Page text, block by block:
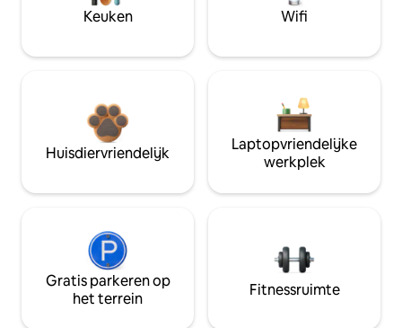
Keuken Wifi
Huisdiervriendelijk
Laptopvriendelijke
werkplek
Gratis parkeren op
het terrein
Fitnessruimte